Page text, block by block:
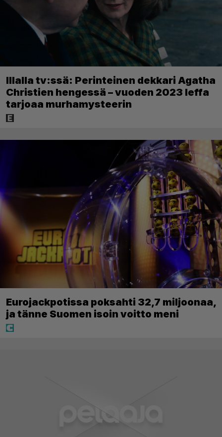
Illalla tv:ssä: Perinteinen dekkari Agatha
Christien hengessä – vuoden 2023 leffa
tarjoaa murhamysteerin
Eurojackpotissa poksahti 32,7 miljoonaa,
ja tänne Suomen isoin voitto meni